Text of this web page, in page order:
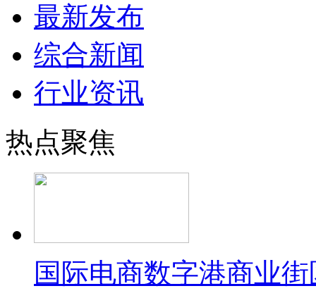
最新发布
综合新闻
行业资讯
热点聚焦
国际电商数字港商业